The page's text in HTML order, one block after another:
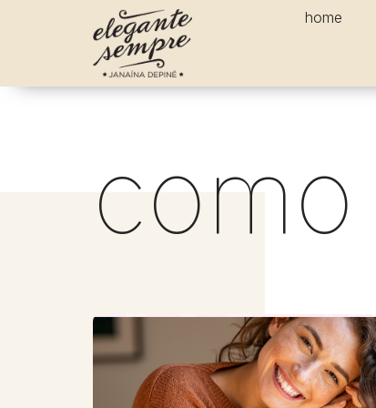
home
como